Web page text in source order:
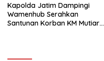
Kapolda Jatim Dampingi
Wamenhub Serahkan
Santunan Korban KM Mutiara